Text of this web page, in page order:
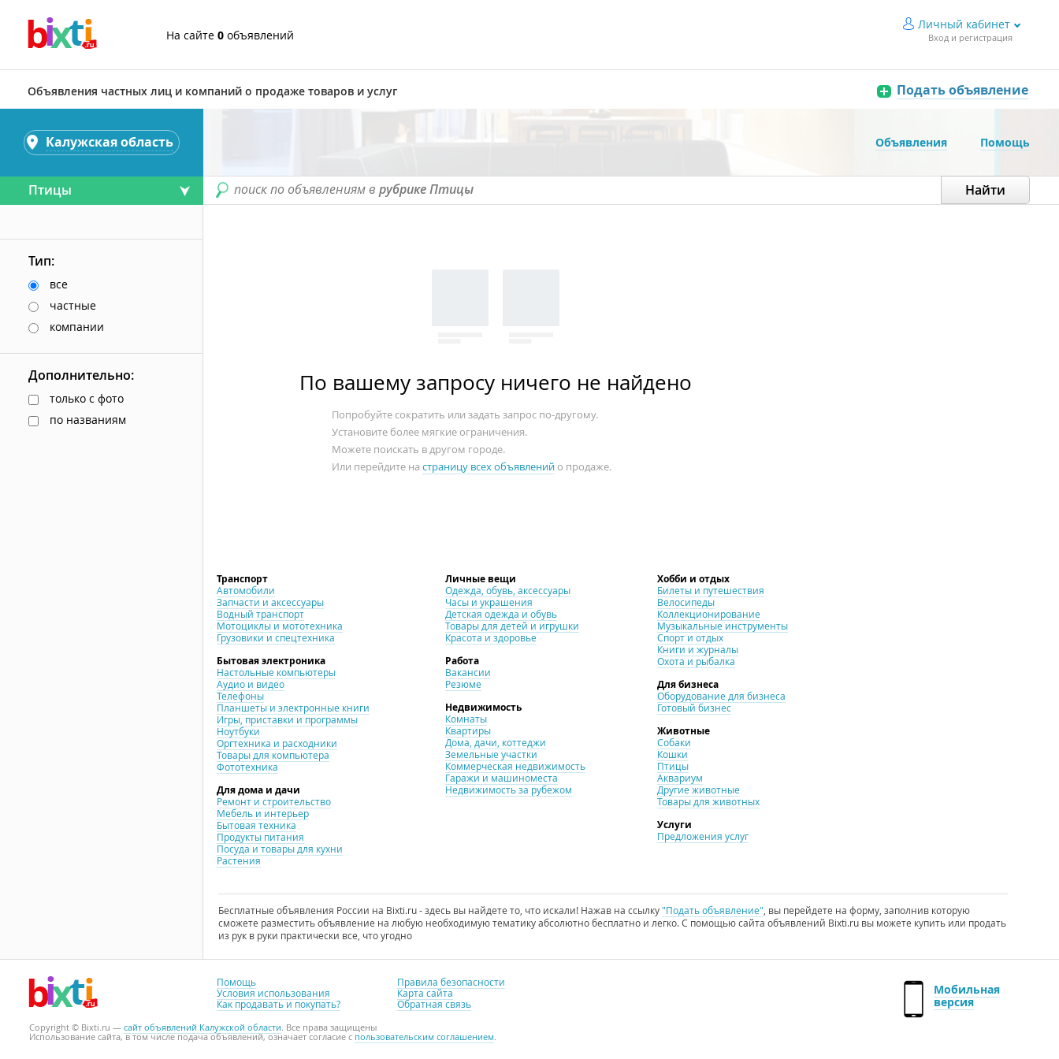
На сайте 0 объявлений
Личный кабинет
Вход и регистрация
Объявления частных лиц и компаний о продаже товаров и услуг Подать объявление
Объявления Помощь
поиск по объявлениям в рубрике Птицы
По вашему запросу ничего не найдено
Попробуйте сократить или задать запрос по-другому.
Установите более мягкие ограничения.
Можете поискать в другом городе.
Или перейдите на страницу всех объявленийо продаже.
Транспорт
Автомобили
Запчасти и аксессуары
Водный транспорт
Мотоциклы и мототехника
Грузовики и спецтехника
Бытовая электроника
Настольные компьютеры
Аудио и видео
Телефоны
Планшеты и электронные книги
Игры, приставки и программы
Ноутбуки
Оргтехника и расходники
Товары для компьютера
Фототехника
Для дома и дачи
Ремонт и строительство
Мебель и интерьер
Бытовая техника
Продукты питания
Посуда и товары для кухни
Растения
Личные вещи
Одежда, обувь, аксессуары
Часы и украшения
Детская одежда и обувь
Товары для детей и игрушки
Красота и здоровье
Работа
Вакансии
Резюме
Недвижимость
Комнаты
Квартиры
Дома, дачи, коттеджи
Земельные участки
Коммерческая недвижимость
Гаражи и машиноместа
Недвижимость за рубежом
Хобби и отдых
Билеты и путешествия
Велосипеды
Коллекционирование
Музыкальные инструменты
Спорт и отдых
Книги и журналы
Охота и рыбалка
Для бизнеса
Оборудование для бизнеса
Готовый бизнес
Животные
Собаки
Кошки
Птицы
Аквариум
Другие животные
Товары для животных
Услуги
Предложения услуг
Бесплатные объявления России на Bixti.ru - здесь вы найдете то, что искали! Нажав на ссылку"Подать объявление", вы перейдете на форму, заполнив которую
сможете разместить объявление на любую необходимую тематику абсолютно бесплатно и легко. С помощью сайта объявлений Bixti.ru вы можете купить или продать
из рук в руки практически все, что угодно
Калужская область
Птицы
Тип:
все
частные
компании
Дополнительно:
только с фото
по названиям
Помощь
Условия использования
Как продавать и покупать?
Правила безопасности
Карта сайта
Обратная связь
Мобильная
версия
Copyright © Bixti.ru — сайт объявлений Калужской области. Все права защищены
Использование сайта, в том числе подача объявлений, означает согласие с пользовательским соглашением.